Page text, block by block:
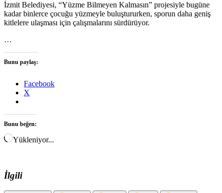
İzmit Belediyesi, “Yüzme Bilmeyen Kalmasın” projesiyle bugüne
kadar binlerce çocuğu yüzmeyle buluştururken, sporun daha geniş
kitlelere ulaşması için çalışmalarını sürdürüyor.
…
Bunu paylaş:
Facebook
X
Bunu beğen:
Yükleniyor...
İlgili